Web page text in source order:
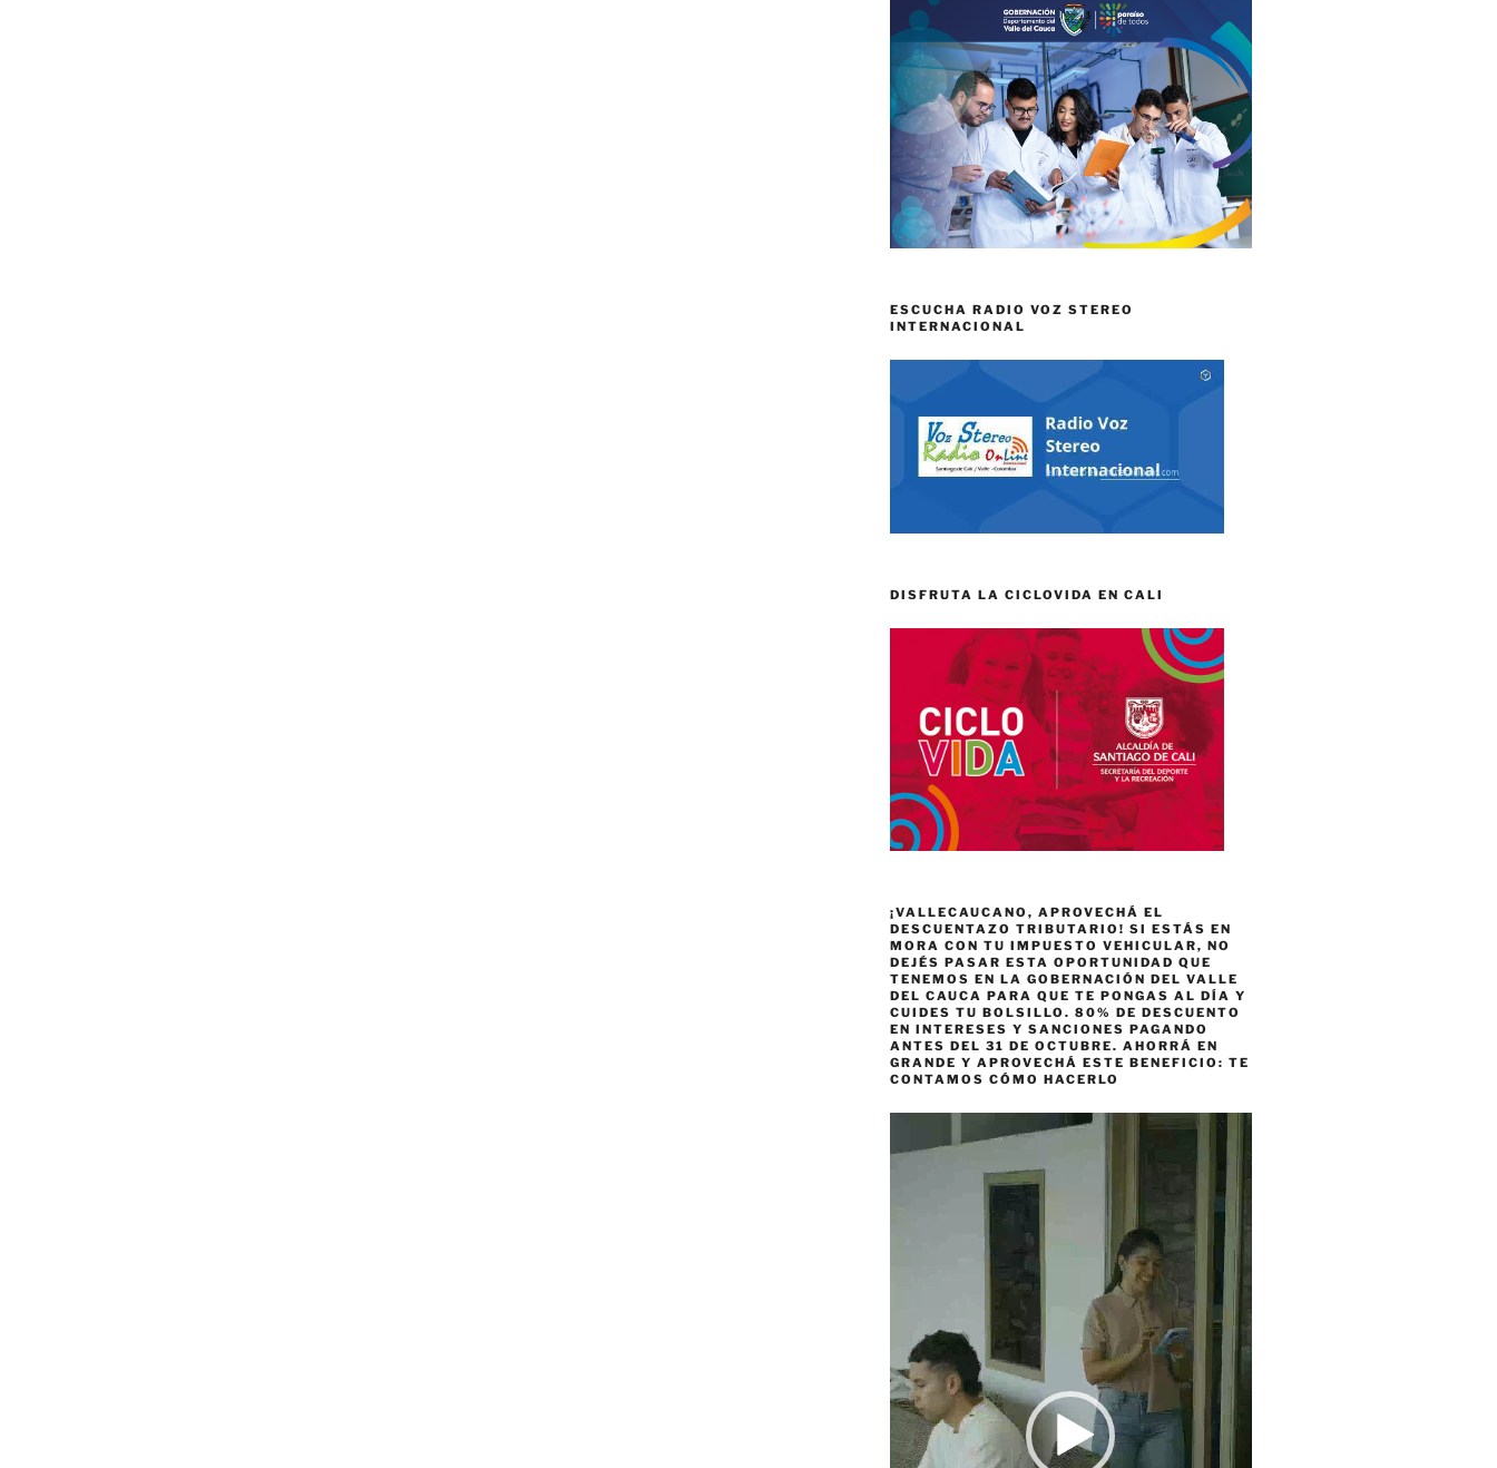
ESCUCHA RADIO VOZ STEREO
INTERNACIONAL
DISFRUTA LA CICLOVIDA EN CALI
¡VALLECAUCANO, APROVECHÁ EL
DESCUENTAZO TRIBUTARIO! SI ESTÁS EN
MORA CON TU IMPUESTO VEHICULAR, NO
DEJÉS PASAR ESTA OPORTUNIDAD QUE
TENEMOS EN LA GOBERNACIÓN DEL VALLE
DEL CAUCA PARA QUE TE PONGAS AL DÍA Y
CUIDES TU BOLSILLO. 80% DE DESCUENTO
EN INTERESES Y SANCIONES PAGANDO
ANTES DEL 31 DE OCTUBRE. AHORRÁ EN
GRANDE Y APROVECHÁ ESTE BENEFICIO: TE
CONTAMOS CÓMO HACERLO
de